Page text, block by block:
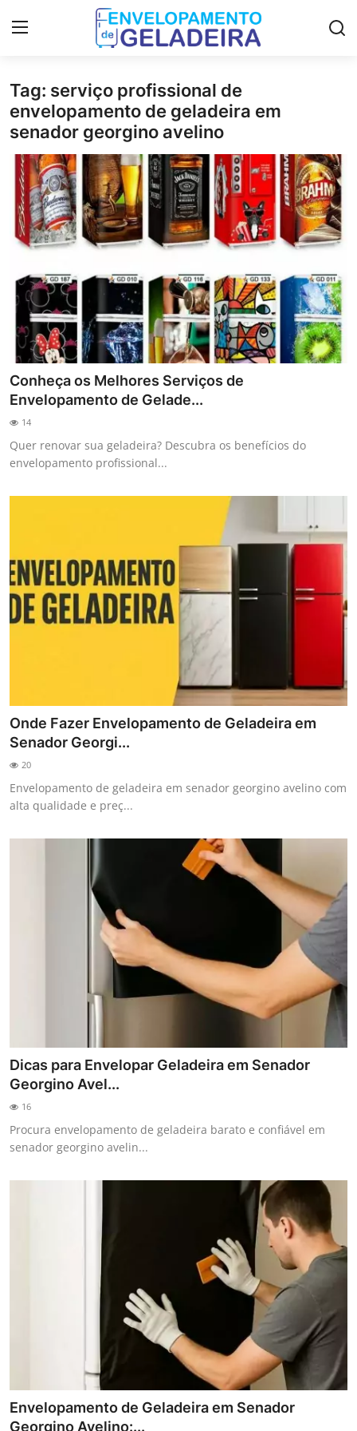
Login Registro
Home
LGPD
Curso de Envelopamento de
Geladeira
Galeria
Tag: serviço profissional de
envelopamento de geladeira em
senador georgino avelino
Conheça os Melhores Serviços de
Envelopamento de Gelade...
14
Quer renovar sua geladeira? Descubra os benefícios do
envelopamento profissional...
Onde Fazer Envelopamento de Geladeira em
Senador Georgi...
20
Envelopamento de geladeira em senador georgino avelino com
alta qualidade e preç...
Dicas para Envelopar Geladeira em Senador
Georgino Avel...
16
Procura envelopamento de geladeira barato e confiável em
senador georgino avelin...
Envelopamento de Geladeira em Senador
Georgino Avelino:...